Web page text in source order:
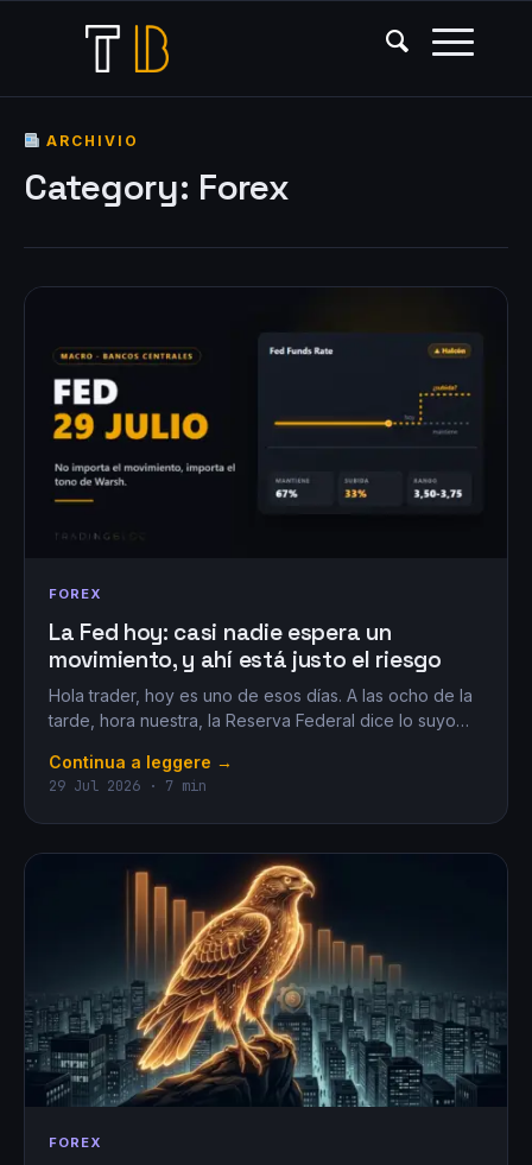
ARCHIVIO
Category: Forex
FOREX
La Fed hoy: casi nadie espera un
movimiento, y ahí está justo el riesgo
Hola trader, hoy es uno de esos días. A las ocho de la
tarde, hora nuestra, la Reserva Federal dice lo suyo…
Continua a leggere →
29 Jul 2026 · 7 min
FOREX